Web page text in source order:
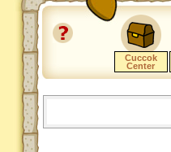
Cuccok
Center